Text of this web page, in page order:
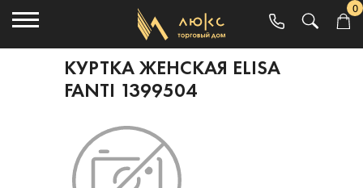
0
КУРТКА ЖЕНСКАЯ ELISA
FANTI 1399504